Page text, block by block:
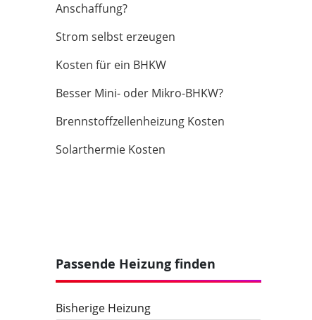
Anschaffung?
Strom selbst erzeugen
Kosten für ein BHKW
Besser Mini- oder Mikro-BHKW?
Brennstoffzellenheizung Kosten
Solarthermie Kosten
Passende Heizung finden
Bisherige Heizung